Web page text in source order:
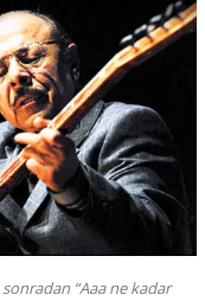
“Aaa ne kadar